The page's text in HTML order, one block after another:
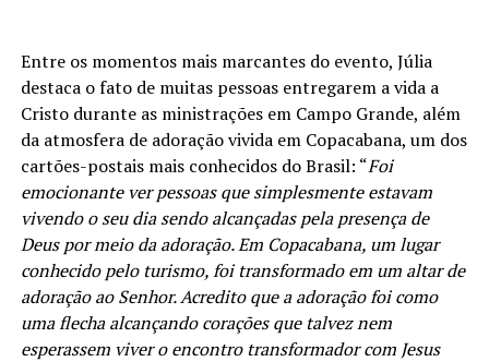
Entre os momentos mais marcantes do evento, Júlia
destaca o fato de muitas pessoas entregarem a vida a
Cristo durante as ministrações em Campo Grande, além
da atmosfera de adoração vivida em Copacabana, um dos
cartões-postais mais conhecidos do Brasil: “Foi
emocionante ver pessoas que simplesmente estavam
vivendo o seu dia sendo alcançadas pela presença de
Deus por meio da adoração. Em Copacabana, um lugar
conhecido pelo turismo, foi transformado em um altar de
adoração ao Senhor. Acredito que a adoração foi como
uma flecha alcançando corações que talvez nem
esperassem viver o encontro transformador com Jesus